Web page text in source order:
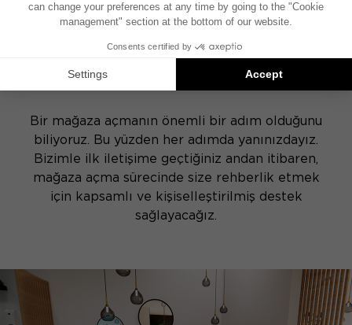
Kişiye özel destek
Bir mağaza açmanın önemli bir adım olduğunu
biliyoruz. Bu yüzden her adımda yanınızdayız.
Bizimle ilk iletişime geçtiğiniz andan itibaren,
mağaza açma sürecinde size rehberlik etmek
için kapsamlı ve kişiselleştirilmiş destek
sağlayacağız.